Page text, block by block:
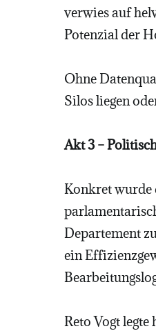
verwies auf
Potenzial der
Ohne
Silos liegen
Akt 3 –
Konkret wurde
Departement
ein
Reto Vogt